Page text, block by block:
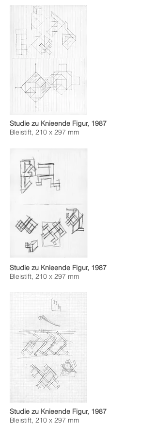
Studie zu Knieende Figur, 1987
Bleistift, 210 x 297 mm
Studie zu Knieende Figur, 1987
Bleistift, 210 x 297 mm
Studie zu Knieende Figur, 1987
Bleistift, 210 x 297 mm